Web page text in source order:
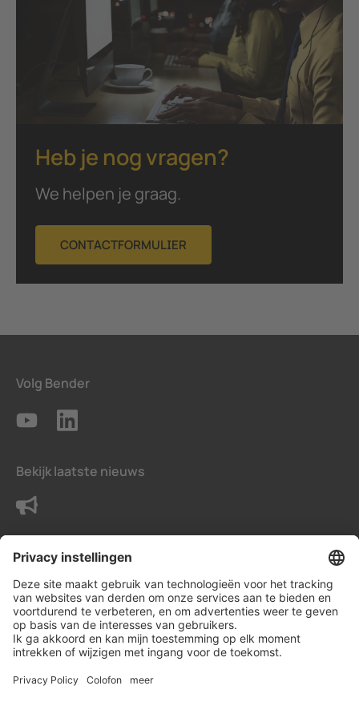
Heb je nog vragen?
We helpen je graag.
CONTACTFORMULIER
Volg Bender
Bekijk laatste nieuws
Neem contact met ons op
Voorwaarden